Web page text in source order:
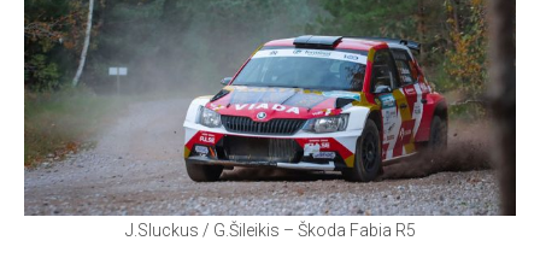
J.Sluckus / G.Šileikis – Škoda Fabia R5